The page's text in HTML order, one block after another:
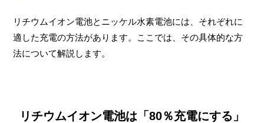
リチウムイオン電池とニッケル水素電池には、それぞれに
適した充電の方法があります。ここでは、その具体的な方
法について解説します。
リチウムイオン電池は「80％充電にする」